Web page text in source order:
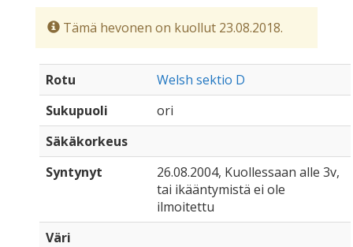
Tämä hevonen on kuollut 23.08.2018.
Rotu
Welsh sektio D
Sukupuoli
ori
Säkäkorkeus
Syntynyt
26.08.2004, Kuollessaan alle 3v,
tai ikääntymistä ei ole
ilmoitettu
Väri